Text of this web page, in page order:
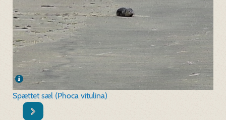
Spættet sæl (Phoca vitulina)